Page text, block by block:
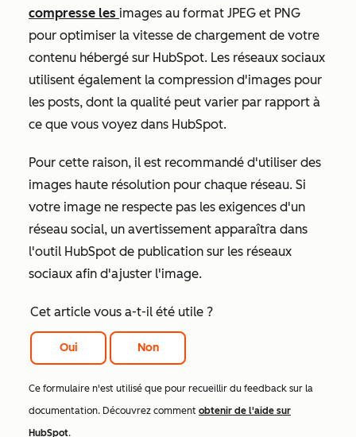
compresse les images au format JPEG et PNG
pour optimiser la vitesse de chargement de votre
contenu hébergé sur HubSpot. Les réseaux sociaux
utilisent également la compression d'images pour
les posts, dont la qualité peut varier par rapport à
ce que vous voyez dans HubSpot.
Pour cette raison, il est recommandé d'utiliser des
images haute résolution pour chaque réseau. Si
votre image ne respecte pas les exigences d'un
réseau social, un avertissement apparaîtra dans
l'outil HubSpot de publication sur les réseaux
sociaux afin d'ajuster l'image.
Cet article vous a-t-il été utile ?
Oui Non
Ce formulaire n'est utilisé que pour recueillir du feedback sur la
documentation. Découvrez comment obtenir de l'aide sur
HubSpot.